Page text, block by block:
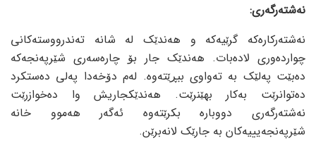
نەشتەرگەری:
نەشتەرکارەکە گرێیەکە و هەندێک لە شانە تەندرووستەکانی
چواردەوری لادەبات. هەندێک جار بۆ چارەسەری شێرپەنجەکە
دەبێت پەلێک بە تەواوی ببڕێتەوە. لەم دۆخەدا پەلی دەستکرد
دەتوانرێت بەکار بهێنرێت. هەندێکجاریش وا دەخوازرێت
نەشتەرگەری دووبارە بکرێتەوە ئەگەر هەموو خانە
شێرپەنجەیییەکان بە جارێک لانەبرێن.